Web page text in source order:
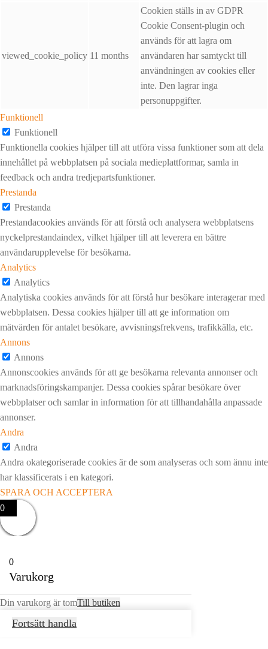
viewed_cookie_policy 11 months
Cookien ställs in av GDPR
Cookie Consent-plugin och
används för att lagra om
användaren har samtyckt till
användningen av cookies eller
inte. Den lagrar inga
personuppgifter.
Funktionell
Funktionell
Funktionella cookies hjälper till att utföra vissa funktioner som att dela
innehållet på webbplatsen på sociala medieplattformar, samla in
feedback och andra tredjepartsfunktioner.
Prestanda
Prestanda
Prestandacookies används för att förstå och analysera webbplatsens
nyckelprestandaindex, vilket hjälper till att leverera en bättre
användarupplevelse för besökarna.
Analytics
Analytics
Analytiska cookies används för att förstå hur besökare interagerar med
webbplatsen. Dessa cookies hjälper till att ge information om
mätvärden för antalet besökare, avvisningsfrekvens, trafikkälla, etc.
Annons
Annons
Annonscookies används för att ge besökarna relevanta annonser och
marknadsföringskampanjer. Dessa cookies spårar besökare över
webbplatser och samlar in information för att tillhandahålla anpassade
annonser.
Andra
Andra
Andra okategoriserade cookies är de som analyseras och som ännu inte
har klassificerats i en kategori.
SPARA OCH ACCEPTERA
0
0
Varukorg
Din varukorg är tomTill butiken
Fortsätt handla